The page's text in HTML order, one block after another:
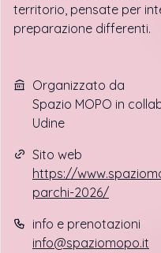
territorio, pensate per
preparazione differenti.
Organizzato da
Spazio MOPO in
Udine
Sito web
https://
parchi-2026/
info e prenotazioni
info@spaziomopo.it